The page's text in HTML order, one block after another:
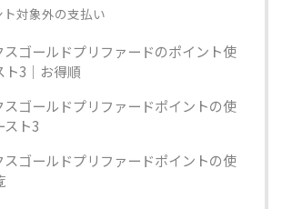
ト対象外の支払い
スゴールドプリファードのポイント使
ト3｜お得順
スゴールドプリファードポイントの使
スト3
スゴールドプリファードポイントの使